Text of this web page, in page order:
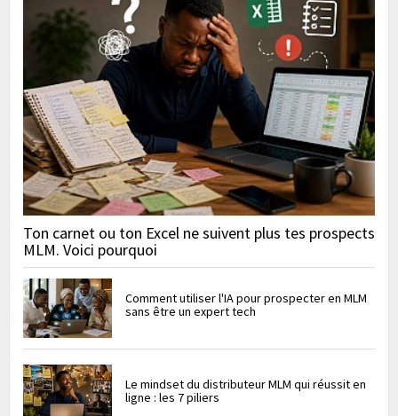
Ton carnet ou ton Excel ne suivent plus tes prospects
MLM. Voici pourquoi
Comment utiliser l'IA pour prospecter en MLM
sans être un expert tech
Le mindset du distributeur MLM qui réussit en
ligne : les 7 piliers